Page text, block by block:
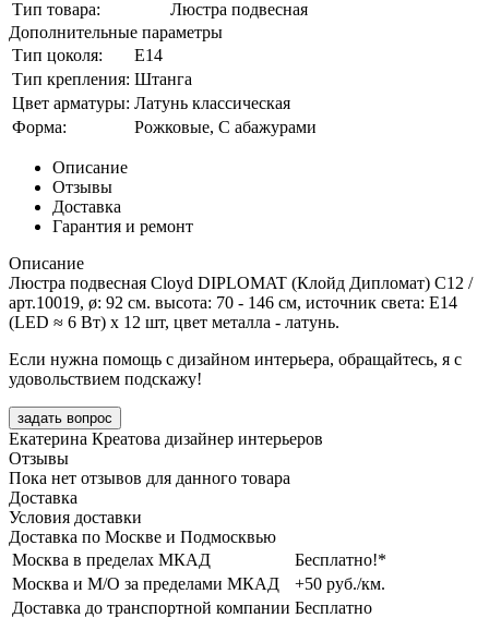
Тип товара:
Люстра подвесная
Дополнительные параметры
Тип цоколя:
E14
Тип крепления: Штанга
Цвет арматуры: Латунь классическая
Форма:
Рожковые, С абажурами
Описание
Отзывы
Доставка
Гарантия и ремонт
Описание
Люстра подвесная Cloyd DIPLOMAT (Клойд Дипломат) C12 /
арт.10019, ø: 92 см. высота: 70 - 146 см, источник света: E14
(LED ≈ 6 Вт) х 12 шт, цвет металла - латунь.
Если нужна помощь с дизайном интерьера, обращайтесь, я с
удовольствием подскажу!
задать вопрос
Екатерина Креатова дизайнер интерьеров
Отзывы
Пока нет отзывов для данного товара
Доставка
Условия доставки
Доставка по Москве и Подмосквью
Москва в пределах МКАД
Бесплатно!*
Москва и М/О за пределами МКАД
+50 руб./км.
Доставка до транспортной компании Бесплатно